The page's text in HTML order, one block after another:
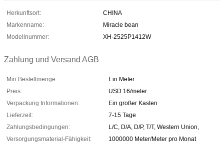
Herkunftsort:
CHINA
Markenname:
Miracle bean
Modellnummer:
XH-2525P1412W
Zahlung und Versand AGB
Min Bestellmenge:
Ein Meter
Preis:
USD 16/meter
Verpackung Informationen:
Ein großer Kasten
Lieferzeit:
7-15 Tage
Zahlungsbedingungen:
L/C, D/A, D/P, T/T, Western Union,
Versorgungsmaterial-Fähigkeit:
1000000 Meter/Meter pro Monat